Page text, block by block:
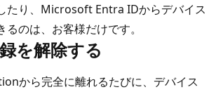
たり、Microsoft Entra IDからデバイス
のは、お客様だけです。
を解除する
から完全に離れるたびに、デバイス